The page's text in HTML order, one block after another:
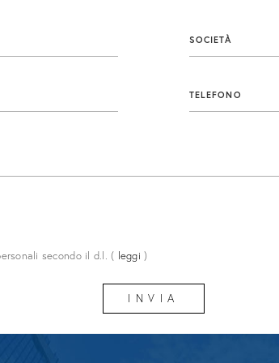
SCOPRI DI PIÙ
SOCIETÀ
TELEFONO
secondo il d.l. ( leggi )